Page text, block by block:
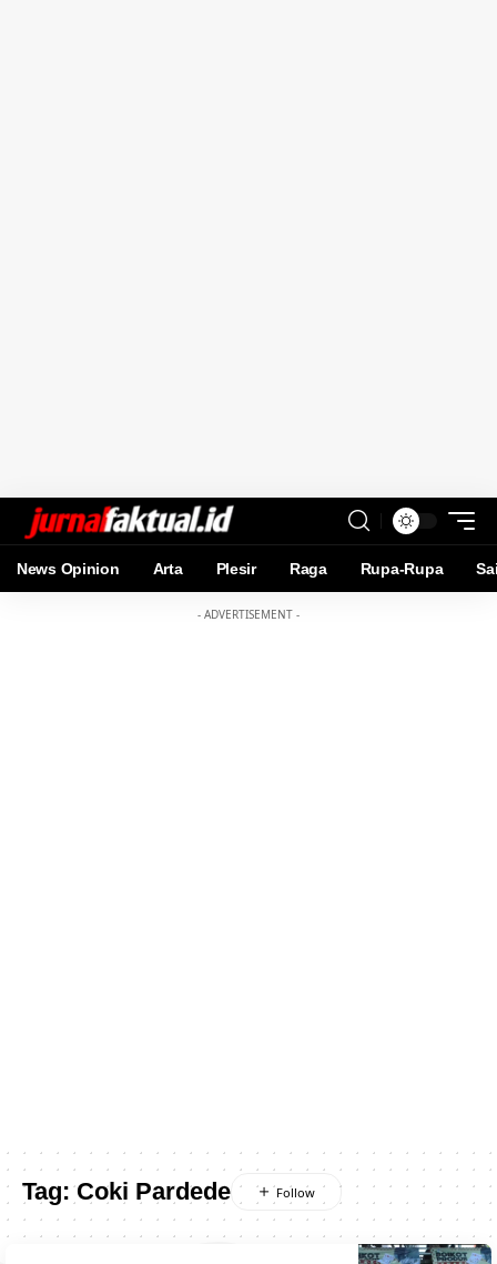
News Opinion Arta Plesir Raga Rupa-Rupa
- ADVERTISEMENT -
Tag:Coki Pardede